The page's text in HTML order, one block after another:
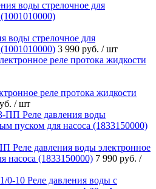
воды стрелочное для
3 990 руб. / шт
реле протока жидкости
/ шт
Реле давления воды электронное
насоса (1833150000) 7 990 руб. /